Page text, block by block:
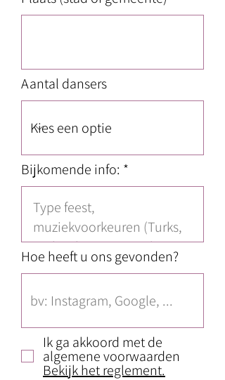
Aantal dansers
Bijkomende info: *
Hoe heeft u ons gevonden?
Ik ga akkoord met de
algemene voorwaarden
Bekijk het reglement.